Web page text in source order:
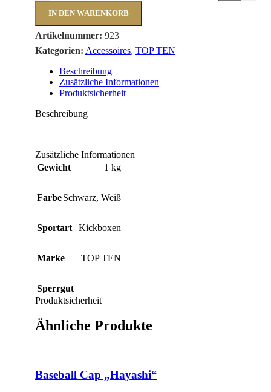
IN DEN WARENKORB
Artikelnummer: 923
Kategorien: Accessoires, TOP TEN
Beschreibung
Zusätzliche Informationen
Produktsicherheit
Beschreibung
Zusätzliche Informationen
Gewicht
1 kg
FarbeSchwarz, Weiß
Sportart Kickboxen
Marke TOP TEN
Sperrgut
Produktsicherheit
Ähnliche Produkte
Baseball Cap „Hayashi“